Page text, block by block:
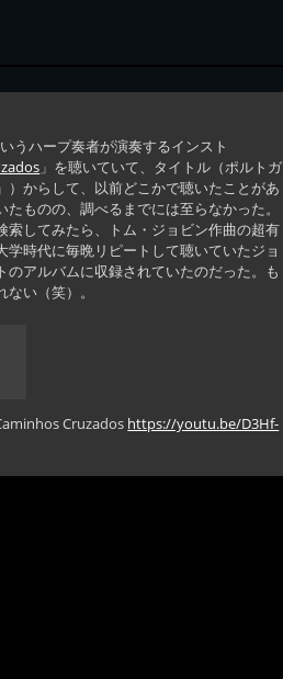
うハープ奏者が演奏するインスト
」を聴いていて、タイトル（ポルトガ
）からして、以前どこかで聴いたことがあ
たものの、調べるまでには至らなかった。
索してみたら、トム・ジョビン作曲の超有
学時代に毎晩リピートして聴いていたジョ
のアルバムに収録されていたのだった。も
い（笑）。
Cruzados https://youtu.be/D3Hf-